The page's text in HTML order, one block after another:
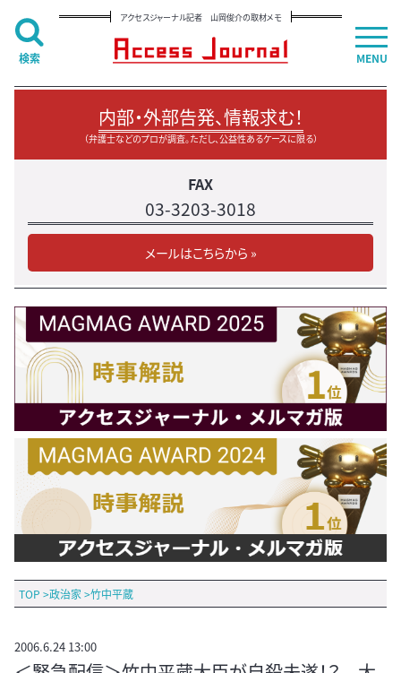
アクセスジャーナル記者 山岡俊介の取材メモ
内部・外部告発、情報求む！
（弁護士などのプロが調査。ただし、公益性あるケースに限る）
FAX
03-3203-3018
メールはこちらから »
TOP >政治家 >竹中平蔵
2006.6.24 13:00
MENU
検索